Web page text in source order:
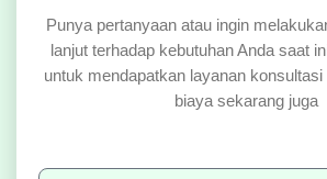
Punya pertanyaan atau ingin
lanjut terhadap kebutuhan Anda saat
untuk mendapatkan layanan
biaya sekarang juga